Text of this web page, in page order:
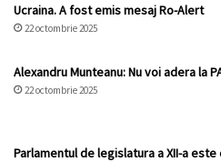
Ucraina. A fost emis mesaj Ro-Alert
22 octombrie 2025
Alexandru Munteanu: Nu voi adera la
22 octombrie 2025
Parlamentul de legislatura a XII-a